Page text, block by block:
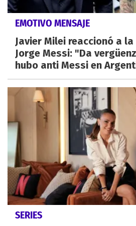
EMOTIVO MENSAJE
Javier Milei reaccionó a
Jorge Messi: "Da
hubo anti Messi en
SERIES